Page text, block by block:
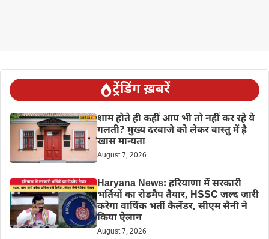
ट्रेंडिंग ख़बरें
शाम होते ही कहीं आप भी तो नहीं कर रहे ये
गलती? मुख्य दरवाजे को लेकर वास्तु में है
खास मान्यता
August 7, 2026
Haryana News: हरियाणा में सरकारी
भर्तियों का रोडमैप तैयार, HSSC जल्द जारी
करेगा वार्षिक भर्ती कैलेंडर, सीएम सैनी ने
किया ऐलान
August 7, 2026